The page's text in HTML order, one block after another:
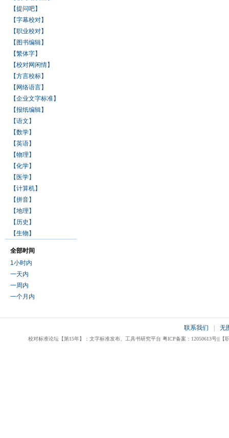
【提问吧】
【字幕校对】
【职业校对】
【图书编辑】
【繁体字】
【校对网闲情】
【方言校标】
【网络语言】
【企业文字标准】
【报纸编辑】
【语文】
【数学】
【英语】
【物理】
【化学】
【医学】
【计算机】
【拼音】
【地理】
【历史】
【生物】
全部时间
1小时内
一天内
一周内
一个月内
联系我们 无
校对标准论坛【第15年】：文字标准发布、工具书研究平台 粤ICP备案：12050613号|||【